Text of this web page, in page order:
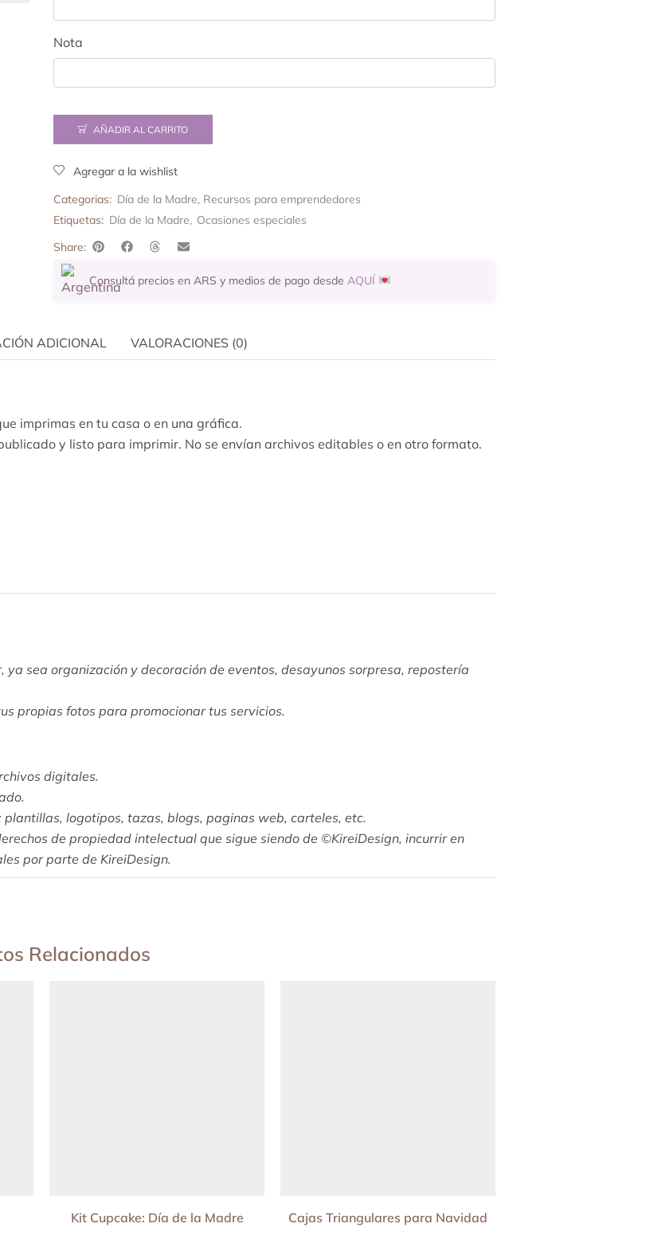
Nota
AÑADIR AL CARRITO
Agregar a la wishlist
Categorias: Día de la Madre, Recursos para emprendedores
Etiquetas: Día de la Madre, Ocasiones especiales
Share:
Consultá precios en ARS y medios de pago desde AQUÍ
ADICIONAL VALORACIONES (0)
imprimas en tu casa o en una gráfica.
y listo para imprimir. No se envían archivos editables o en otro formato.
sea organización y decoración de eventos, desayunos sorpresa, repostería
propias fotos para promocionar tus servicios.
digitales.
logotipos, tazas, blogs, paginas web, carteles, etc.
de propiedad intelectual que sigue siendo de ©KireiDesign, incurrir en
por parte de KireiDesign.
Relacionados
Kit Cupcake: Día de la Madre Cajas Triangulares para Navidad